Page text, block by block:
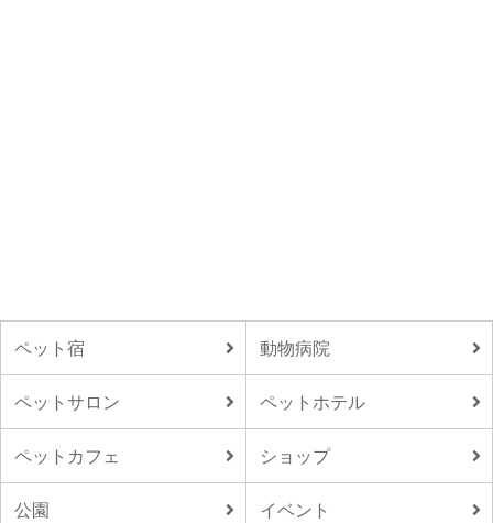
ペット宿 動物病院
ペットサロン ペットホテル
ペットカフェ ショップ
公園 イベント